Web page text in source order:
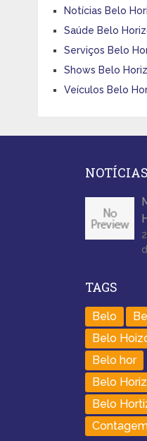
Notícias Belo
Saúde Belo
Serviços Belo
Shows Belo
Veículos Belo
TAGS
Belo
Belo
Belo hor
Belo
Belo